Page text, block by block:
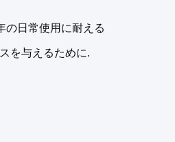
の日常使用に耐える
を与えるために.